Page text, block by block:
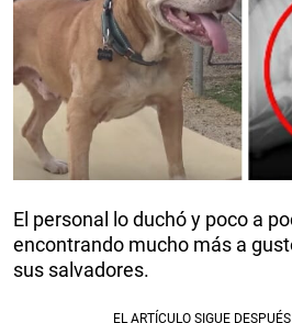
El personal lo duchó y poco a
encontrando mucho más a
sus salvadores.